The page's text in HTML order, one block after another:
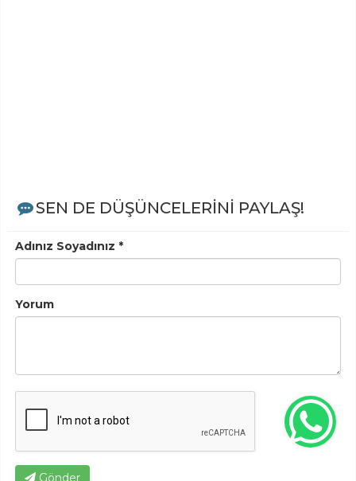
SEN DE DÜŞÜNCELERİNİ PAYLAŞ!
Adınız Soyadınız *
Yorum
Gönder